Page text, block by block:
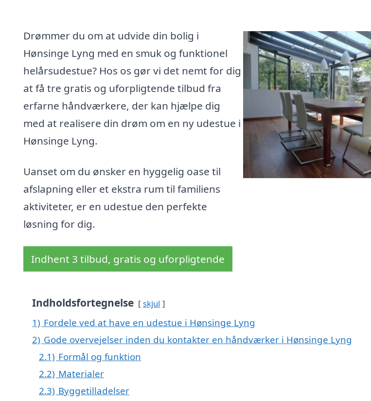
Drømmer du om at udvide din bolig i
Hønsinge Lyng med en smuk og funktionel
helårsudestue? Hos os gør vi det nemt for dig
at få tre gratis og uforpligtende tilbud fra
erfarne håndværkere, der kan hjælpe dig
med at realisere din drøm om en ny udestue i
Hønsinge Lyng.
Uanset om du ønsker en hyggelig oase til
afslapning eller et ekstra rum til familiens
aktiviteter, er en udestue den perfekte
løsning for dig.
Indhent 3 tilbud, gratis og uforpligtende
Indholdsfortegnelse skjul
1) Fordele ved at have en udestue i Hønsinge Lyng
2) Gode overvejelser inden du kontakter en håndværker i Hønsinge Lyng
2.1) Formål og funktion
2.2) Materialer
2.3) Byggetilladelser